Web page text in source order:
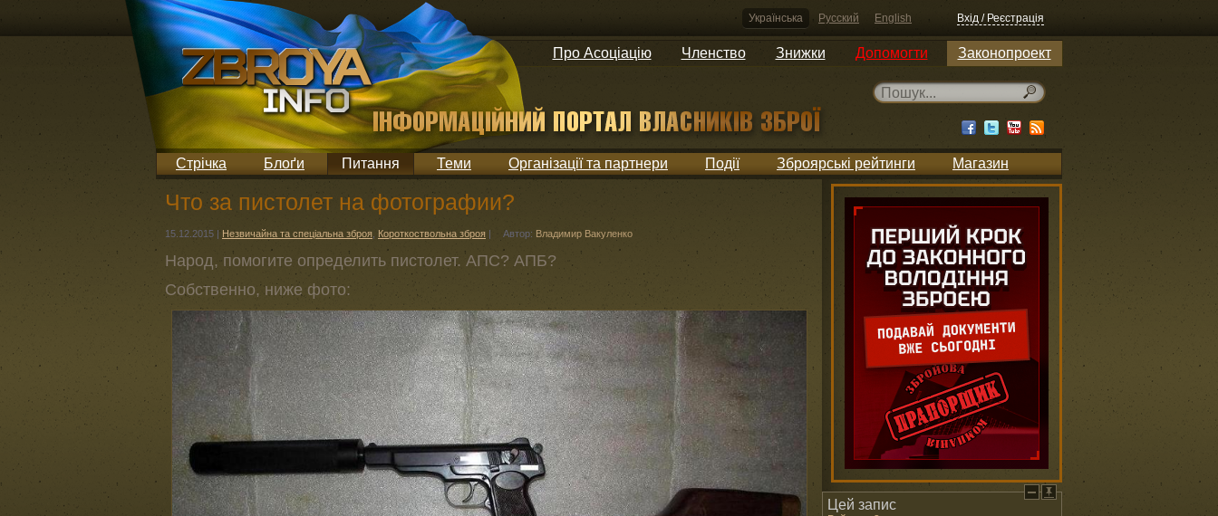
Українська Русский English Вхід / Реєстрація
Про Асоціацію Членство Знижки Допомогти Законопроект
Стрічка Блоґи Питання Теми Організації та партнери Події Зброярські рейтинги Магазин
Что за пистолет на фотографии?
15.12.2015 | Незвичайна та спеціальна зброя Короткоствольна зброя | Автор: Владимир Вакуленко
Народ, помогите определить пистолет. АПС? АПБ?
Собственно, ниже фото:
Цей запис